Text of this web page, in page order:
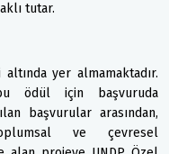
tutar.
yer almamaktadır.
ödül için başvuruda
başvurular arasından,
ve çevresel